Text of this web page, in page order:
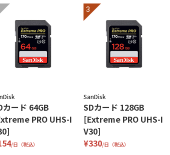
カード 64GB
PRO UHS-I
/日（税込）
SanDisk
SDカード 128GB
[Extreme PRO UHS-I
V30]
¥330/日（税込）